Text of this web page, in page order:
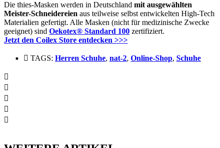
Die thies-Masken werden in Deutschland mit ausgewählten
Meister-Schneidereien aus teilweise selbst entwickelten High-Tech
Materialien gefertigt. Alle Masken (nicht für medizinische Zwecke
geeignet) sind Oekotex® Standard 100 zertifiziert.
Jetzt den Coilex Store entdecken >>>
TAGS: Herren Schuhe, nat-2, Online-Shop, Schuhe